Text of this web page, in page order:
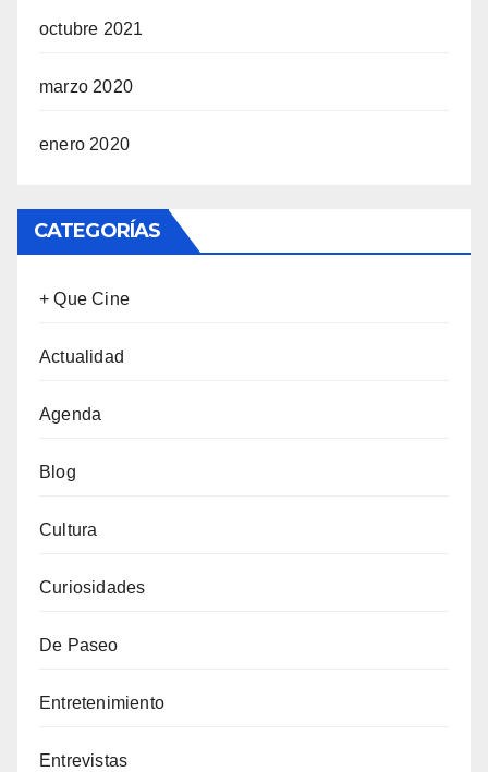
octubre 2021
marzo 2020
enero 2020
CATEGORÍAS
+ Que Cine
Actualidad
Agenda
Blog
Cultura
Curiosidades
De Paseo
Entretenimiento
Entrevistas